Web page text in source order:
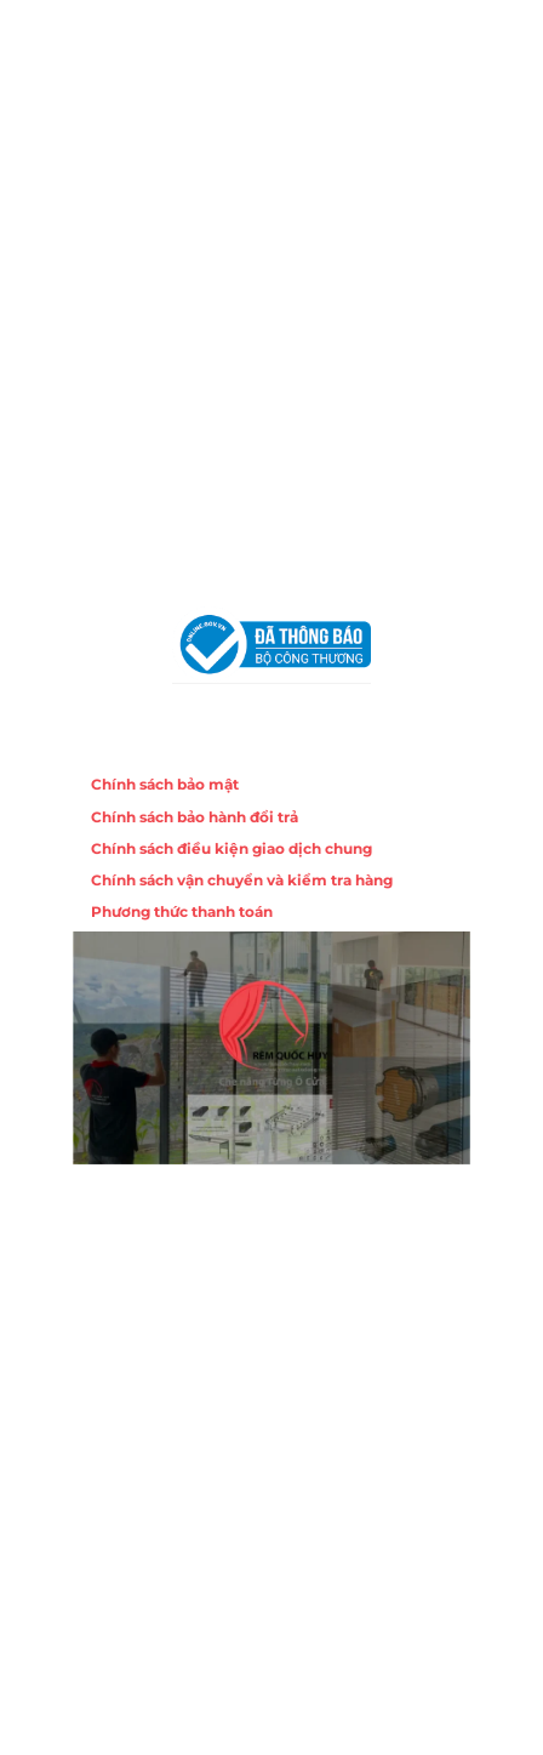
Chính sách bảo mật
Chính sách bảo hành đổi trả
Chính sách điều kiện giao dịch chung
Chính sách vận chuyển và kiểm tra hàng
Phương thức thanh toán